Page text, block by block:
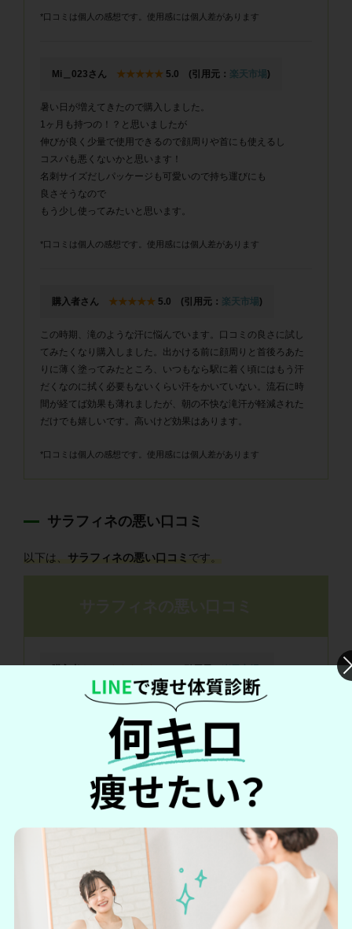
*口コミは個人の感想です。使用感には個人差があります
Mi＿023さん ★★★★★ 5.0 (引用元： 楽天市場)
暑い日が増えてきたので購入しました。
1ヶ月も持つの！？と思いましたが
伸びが良く少量で使用できるので顔周りや首にも使えるし
コスパも悪くないかと思います！
名刺サイズだしパッケージも可愛いので持ち運びにも
良さそうなので
もう少し使ってみたいと思います。
*口コミは個人の感想です。使用感には個人差があります
購入者さん ★★★★★ 5.0 (引用元： 楽天市場)
この時期、滝のような汗に悩んでいます。口コミの良さに試し
てみたくなり購入しました。出かける前に顔周りと首後ろあた
りに薄く塗ってみたところ、いつもなら駅に着く頃にはもう汗
だくなのに拭く必要もないくらい汗をかいていない。流石に時
間が経てば効果も薄れましたが、朝の不快な滝汗が軽減された
だけでも嬉しいです。高いけど効果はあります。
*口コミは個人の感想です。使用感には個人差があります
サラフィネの悪い口コミ
以下は、 サラフィネの悪い口コミ です。
ピタッとは汗をかかないのではなく、ソフトに汗をかくって感
じ。でもそれが使っていくのに安心。なので時折化粧室で整え
なおしています。ちょっと気になるのは顔につけるとき、ツー
ンとしたかおりがシンナー臭い。ちょっとではなくかなり気に
なる。すぐに気化するのだけども。
*口コミは個人の感想です。使用感には個人差があります
★★★☆☆ )
つけた感じはサラッとしていて朝暑くても会社に行く間は全然
大丈夫でしたが、工場で働いているため中での作業ではありま